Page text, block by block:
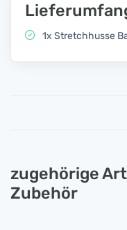
1x Stretchhusse
zugehörige
Zubehör